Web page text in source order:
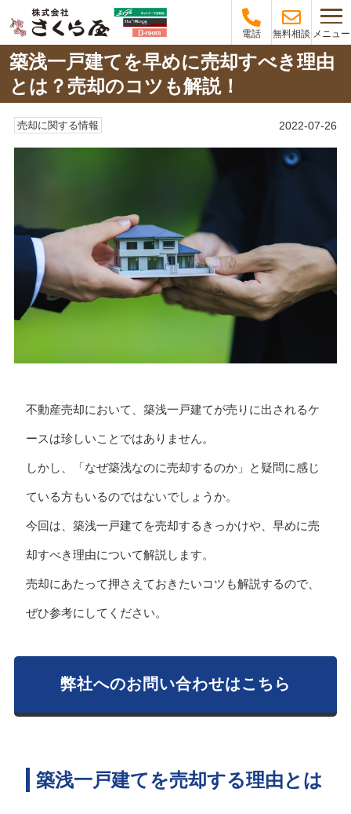
電話 無料相談 メニュー
築浅一戸建てを早めに売却すべき理由
とは？売却のコツも解説！
売却に関する情報 2022-07-26
不動産売却において、築浅一戸建てが売りに出されるケ
ースは珍しいことではありません。
しかし、「なぜ築浅なのに売却するのか」と疑問に感じ
ている方もいるのではないでしょうか。
今回は、築浅一戸建てを売却するきっかけや、早めに売
却すべき理由について解説します。
売却にあたって押さえておきたいコツも解説するので、
ぜひ参考にしてください。
弊社へのお問い合わせはこちら
築浅一戸建てを売却する理由とは